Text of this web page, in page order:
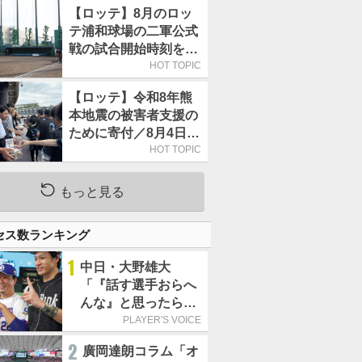
【ロッテ】8月のロッ
テ浦和球場の二軍公式
戦の試合開始時刻を午
前10時30分に変更HOT TOPIC
【ロッテ】令和8年熊
本地震の被害者支援の
ために寄付／8月4日に
は選手たちが募金箱を
HOT TOPIC
もっと見る
ス数ランキング
1 中日・大野雄大
「『話す選手おらへ
んな』と思ったら坂
本勇人が来た！」／
PLAYER'S VOICE
2 廣岡達朗コラム「オ